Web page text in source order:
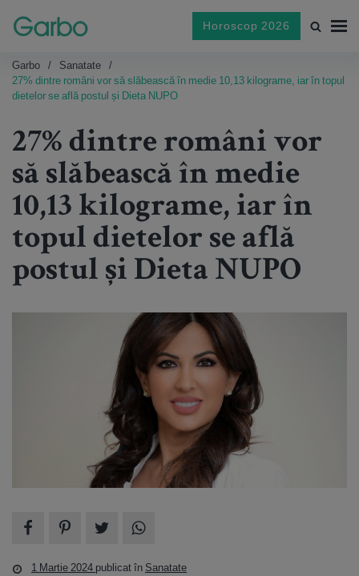
Horoscop 2026
Garbo
Sanatate
27% dintre români vor să slăbească în medie 10,13 kilograme, iar în topul
dietelor se află postul și Dieta NUPO
27% dintre români vor
să slăbească în medie
10,13 kilograme, iar în
topul dietelor se află
postul și Dieta NUPO
1 Martie 2024 publicat în Sanatate